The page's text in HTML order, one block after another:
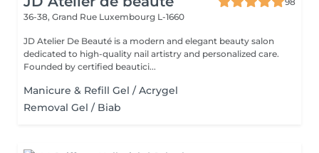
36-38, Grand Rue Luxembourg L-1660
JD Atelier De Beauté is a modern and elegant beauty salon
dedicated to high-quality nail artistry and personalized care.
Founded by certified beautici...
Manicure & Refill Gel / Acrygel
Removal Gel / Biab